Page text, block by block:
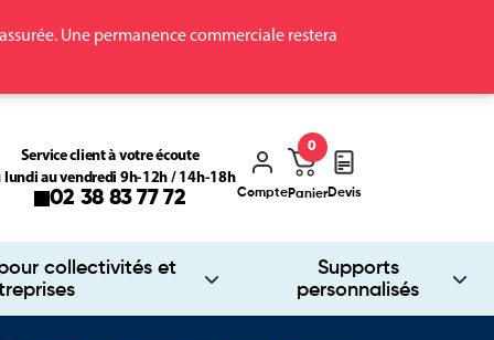
Une permanence commerciale restera
collectivités et
Supports
personnalisés
Service client à votre écoute
lundi au vendredi 9h-12h / 14h-18h
02 38 83 77 72 ComptePanier
0
Devis